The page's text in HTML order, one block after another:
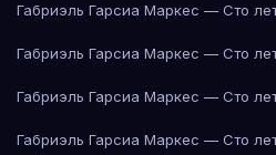
Габриэль Гарсиа Маркес — Сто
Габриэль Гарсиа Маркес — Сто
Габриэль Гарсиа Маркес — Сто
Габриэль Гарсиа Маркес — Сто